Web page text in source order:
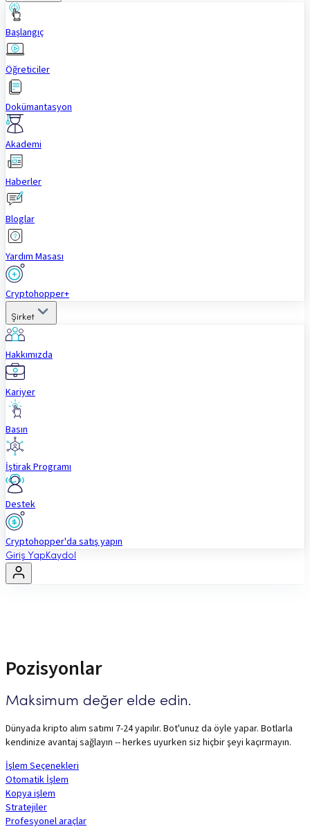
Başlangıç
Öğreticiler
Dokümantasyon
Akademi
Haberler
Bloglar
Yardım Masası
Cryptohopper+
Şirket
Hakkımızda
Kariyer
Basın
İştirak Programı
Destek
Cryptohopper'da satış yapın
Giriş Yap Kaydol
Pozisyonlar
Maksimum değer elde edin.
Dünyada kripto alım satımı 7-24 yapılır. Bot'unuz da öyle yapar. Botlarla
kendinize avantaj sağlayın -- herkes uyurken siz hiçbir şeyi kaçırmayın.
İşlem Seçenekleri
Otomatik İşlem
Kopya işlem
Stratejiler
Profesyonel araçlar